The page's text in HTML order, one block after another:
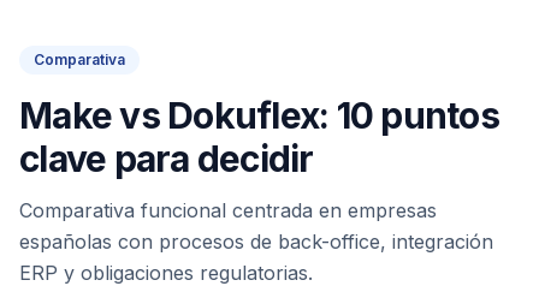
Comparativa
Make vs Dokuflex: 10 puntos
clave para decidir
Comparativa funcional centrada en empresas
españolas con procesos de back-office, integración
ERP y obligaciones regulatorias.